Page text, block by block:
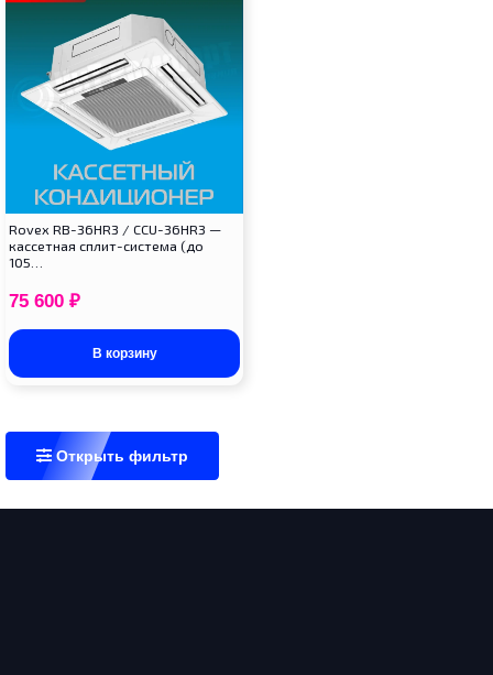
Rovex RB-36HR3 / CCU-36HR3 —
кассетная сплит-система (до
105…
75 600 ₽
В корзину
Открыть фильтр